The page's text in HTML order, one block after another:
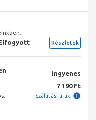
Részletek
ingyenes
7 190 Ft
Szállítási árak